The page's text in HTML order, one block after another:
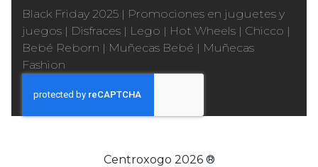
Black Friday 2025 | Promociones en juguetes y
juegos | Disfraces | Lego | Hot Wheels | Chicco |
Bebé Reborn | Muñecas Bebé | Muñecas
Fashion
Centroxogo 2026 ®